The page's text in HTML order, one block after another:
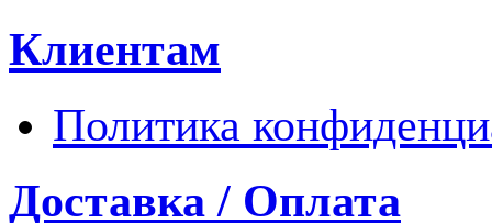
Клиентам
Политика
Доставка / Оплата